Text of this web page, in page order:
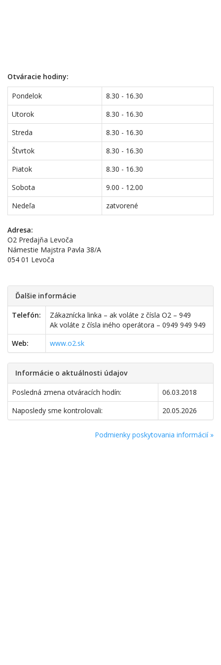
Otváracie hodiny:
Pondelok
8.30 - 16.30
Utorok
8.30 - 16.30
Streda
8.30 - 16.30
Štvrtok
8.30 - 16.30
Piatok
8.30 - 16.30
Sobota
9.00 - 12.00
Nedeľa
zatvorené
Adresa:
O2 Predajňa Levoča
Námestie Majstra Pavla 38/A
054 01 Levoča
Ďalšie informácie
Telefón:
Zákaznícka linka – ak voláte z čísla O2 – 949
Ak voláte z čísla iného operátora – 0949 949 949
Web:
www.o2.sk
Informácie o aktuálnosti údajov
Posledná zmena otváracích hodín:
06.03.2018
Naposledy sme kontrolovali:
20.05.2026
Podmienky poskytovania informácií »